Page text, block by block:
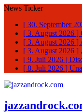
News Ticker
[ 30. September
[ 3. August 2026 ]
[ 3. August 2026 ]
[ 3. August 2026 ]
[ 9. Juli 2026 ]
[ 8. Juli 2026 ]